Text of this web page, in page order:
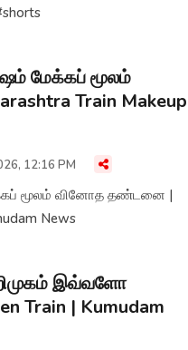
மேக்கப் மூலம்
Train Makeup
12:16 PM
News
இவ்வளோ
Train | Kumudam